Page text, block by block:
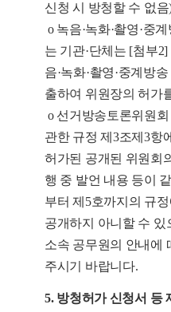
신청 시 방청할 수 없음
o 녹음·녹화·촬영·중
는 기관·단체는 [첨부2]
음·녹화·촬영·중계방
출하여 위원장의 허가
o선거방송토론위원회
관한 규정 제3조제3항
허가된 공개된 위원회
행 중 발언 내용 등이
부터 제5호까지의 규
공개하지 아니할 수 있
소속 공무원의 안내에
주시기 바랍니다.
5. 방청허가 신청서 등